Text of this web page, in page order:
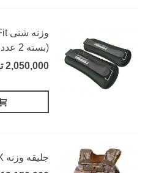
(بسته 2 عددی)
2,050,000 تومان
جلیقه وزنه LIFTEDX (بدون وزنه)